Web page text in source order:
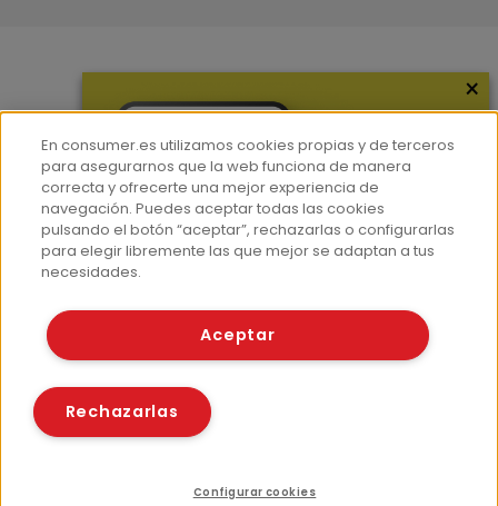
Hemeroteca
Contacto
Prensa
Corpus Lingüístico Consumer
© Fundación EROSKI
Políticas de cookies
×
En consumer.es utilizamos cookies propias y de terceros
para asegurarnos que la web funciona de manera
correcta y ofrecerte una mejor experiencia de
navegación. Puedes aceptar todas las cookies
pulsando el botón “aceptar”, rechazarlas o configurarlas
para elegir libremente las que mejor se adaptan a tus
necesidades.
Aceptar
Rechazarlas
Configurar cookies